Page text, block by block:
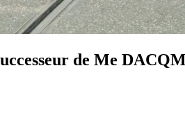
de Me